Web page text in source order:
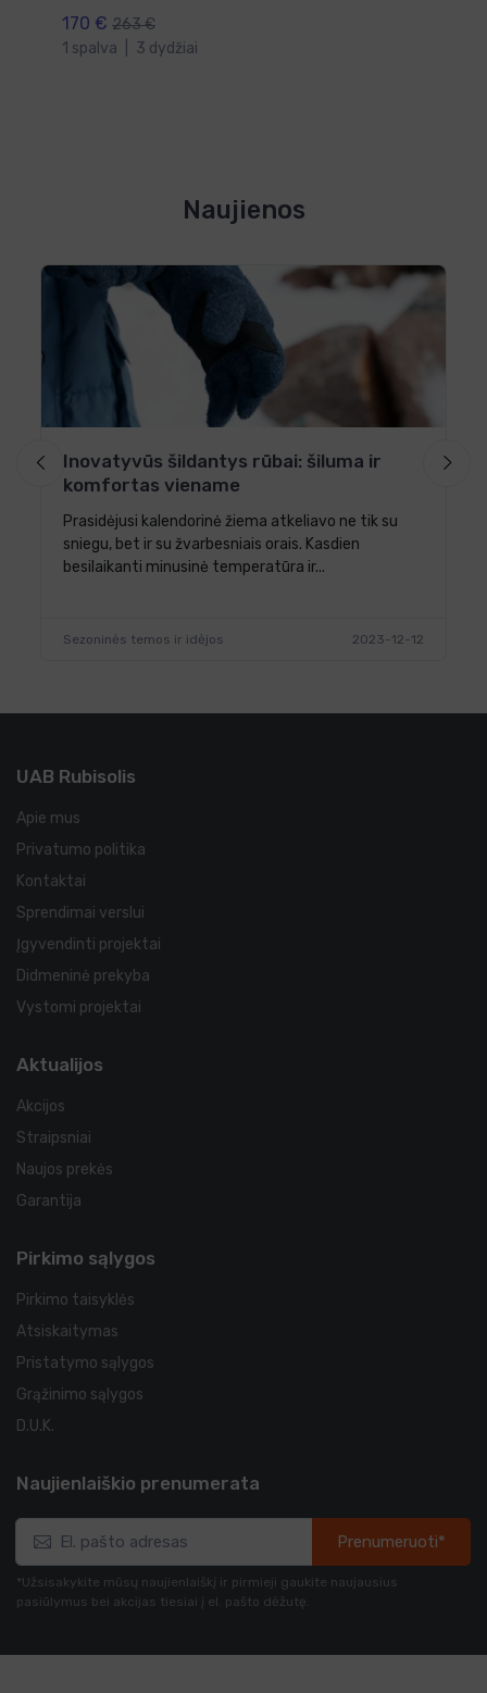
170 € 263 €
1 spalva
3 dydžiai
Naujienos
Inovatyvūs šildantys rūbai: šiluma ir
komfortas viename
Prasidėjusi kalendorinė žiema atkeliavo ne tik su
sniegu, bet ir su žvarbesniais orais. Kasdien
besilaikanti minusinė temperatūra ir...
Sezoninės temos ir idėjos 2023-12-12
UAB Rubisolis
Apie mus
Privatumo politika
Kontaktai
Sprendimai verslui
Įgyvendinti projektai
Didmeninė prekyba
Vystomi projektai
Aktualijos
Akcijos
Straipsniai
Naujos prekės
Garantija
Pirkimo sąlygos
Pirkimo taisyklės
Atsiskaitymas
Pristatymo sąlygos
Grąžinimo sąlygos
D.U.K.
Naujienlaiškio prenumerata
Prenumeruoti*
*Užsisakykite mūsų naujienlaiškį ir pirmieji gaukite naujausius
pasiūlymus bei akcijas tiesiai į el. pašto dėžutę.